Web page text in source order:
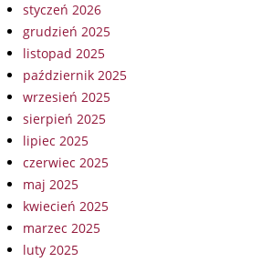
styczeń 2026
grudzień 2025
listopad 2025
październik 2025
wrzesień 2025
sierpień 2025
lipiec 2025
czerwiec 2025
maj 2025
kwiecień 2025
marzec 2025
luty 2025